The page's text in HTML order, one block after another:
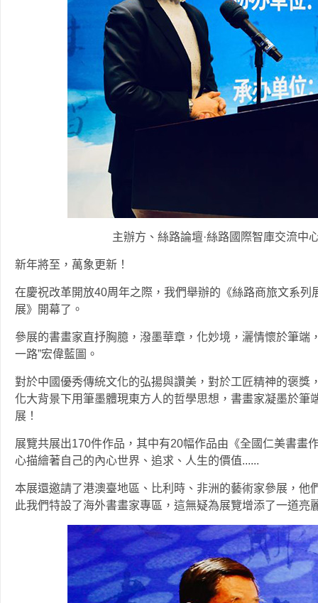
主辦方、絲路論壇·絲路國際智庫交流中
新年將至，萬象更新！
在慶祝改革開放40周年之際，我們舉辦的《絲路商旅文系
展》開幕了。
參展的書畫家直抒胸臆，潑墨華章，化妙境，灑情懷於筆端
一路”宏偉藍圖。
對於中國優秀傳統文化的弘揚與讚美，對於工匠精神的褒獎
化大背景下用筆墨體現東方人的哲學思想，書畫家凝墨於筆
展！
展覽共展出170件作品，其中有20幅作品由《全國仁美書畫
心描繪著自己的內心世界、追求、人生的價值......
本展還邀請了港澳臺地區、比利時、非洲的藝術家參展，他
此我們特設了海外書畫家專區，這無疑為展覽增添了一道亮